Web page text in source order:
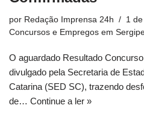
por Redação Imprensa 24h
1
Concursos e Empregos em
O aguardado Resultado
divulgado pela Secretaria de
Catarina (SED SC), trazendo
de… Continue a ler »